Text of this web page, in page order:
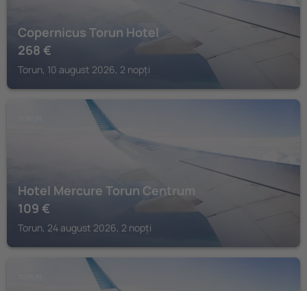
Copernicus Torun Hotel
268 €
Torun, 10 august 2026, 2 nopți
Hotel Mercure Torun Centrum
109 €
Torun, 24 august 2026, 2 nopți